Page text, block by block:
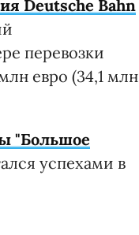
Deutsche Bahn
перевозки
евро (34,1 млн
"Большое
успехами в